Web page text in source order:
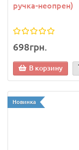
ручка-неопрен)
698грн.
В корзину
Новинка